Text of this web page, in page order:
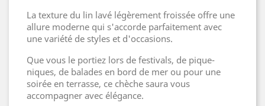
La texture du lin lavé légèrement froissée offre une
allure moderne qui s'accorde parfaitement avec
une variété de styles et d'occasions.
Que vous le portiez lors de festivals, de pique-
niques, de balades en bord de mer ou pour une
soirée en terrasse, ce chèche saura vous
accompagner avec élégance.